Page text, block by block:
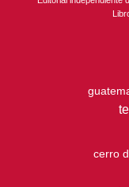
cerro